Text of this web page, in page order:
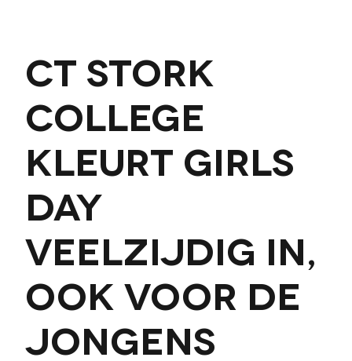
CT Stork
College
kleurt Girls
Day
veelzijdig in,
ook voor de
jongens